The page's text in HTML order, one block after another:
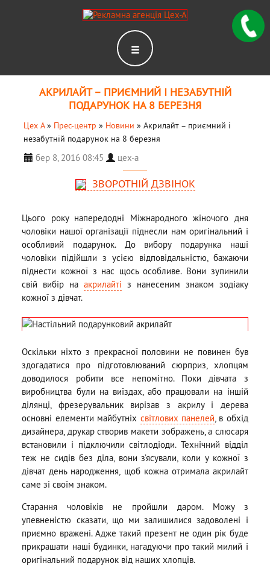
АКРИЛАЙТ – ПРИЄМНИЙ І НЕЗАБУТНІЙ
ПОДАРУНОК НА 8 БЕРЕЗНЯ
Цех А» Прес-центр » Новини » Акрилайт – приємний і
незабутній подарунок на 8 березня
бер 8, 2016 08:45 цех-а
ЗВОРОТНІЙ ДЗВІНОК
Цього року напередодні Міжнародного жіночого дня
чоловіки нашої організації піднесли нам оригінальний і
особливий подарунок. До вибору подарунка наші
чоловіки підійшли з усією відповідальністю, бажаючи
піднести кожної з нас щось особливе. Вони зупинили
свій вибір наакрилайті з нанесеним знаком зодіаку
кожної з дівчат.
Оскільки ніхто з прекрасної половини не повинен був
здогадатися про підготовлюваний сюрприз, хлопцям
доводилося робити все непомітно. Поки дівчата з
виробництва були на виїздах, або працювали на іншій
ділянці, фрезерувальник вирізав з акрилу і дерева
основні елементи майбутніх світлових панелей , в обхід
дизайнера, друкар створив макети зображень, а слюсаря
встановили і підключили світлодіоди. Технічний відділ
теж не сидів без діла, вони з’ясували, коли у кожної з
дівчат день народження, щоб кожна отримала акрилайт
саме зі своїм знаком.
Старання чоловіків не пройшли даром. Можу з
упевненістю сказати, що ми залишилися задоволені і
приємно вражені. Адже такий презент не один рік буде
прикрашати наші будинки, нагадуючи про такий милий і
оригінальний подарунок від наших хлопців.